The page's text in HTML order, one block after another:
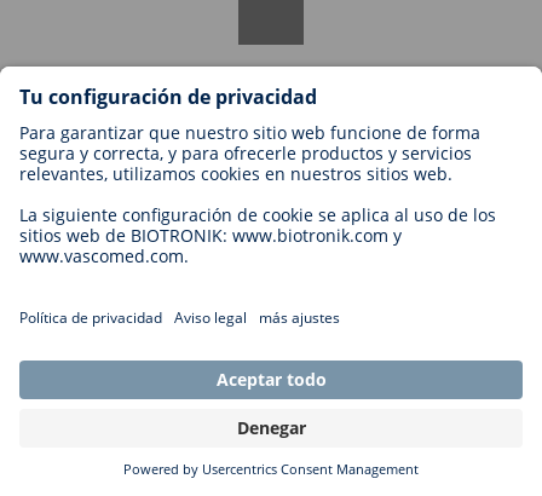
Sí, puede volver a solicitarlo. Si continúa sus estudios y sigue
interesado, le invitamos a presentar su candidatura para un puesto
adecuado.
Prácticas para estudiantes
¿Se ofrecen prácticas a los estudiantes?